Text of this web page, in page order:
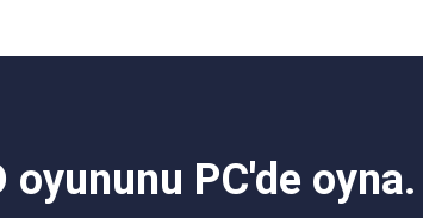
PC'de